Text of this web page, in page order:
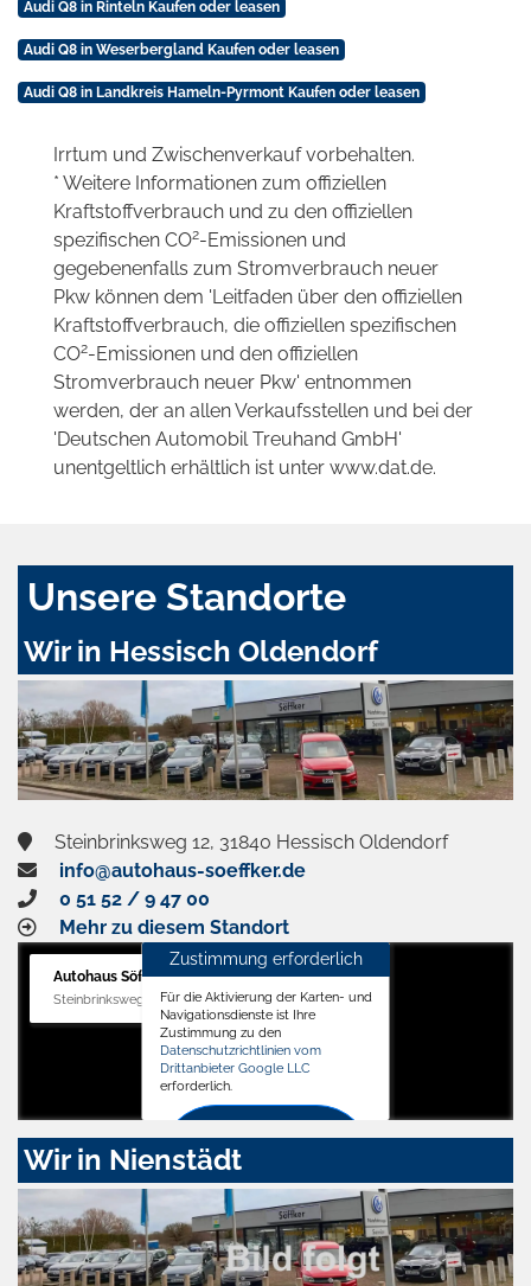
Audi Q8 in Rinteln Kaufen oder leasen
Audi Q8 in Weserbergland Kaufen oder leasen
Audi Q8 in Landkreis Hameln-Pyrmont Kaufen oder leasen
Irrtum und Zwischenverkauf vorbehalten.
* Weitere Informationen zum offiziellen
Kraftstoffverbrauch und zu den offiziellen
spezifischen CO2-Emissionen und
gegebenenfalls zum Stromverbrauch neuer
Pkw können dem 'Leitfaden über den offiziellen
Kraftstoffverbrauch, die offiziellen spezifischen
CO2-Emissionen und den offiziellen
Stromverbrauch neuer Pkw' entnommen
werden, der an allen Verkaufsstellen und bei der
'Deutschen Automobil Treuhand GmbH'
unentgeltlich erhältlich ist unter www.dat.de.
Unsere Standorte
Wir in Hessisch Oldendorf
Steinbrinksweg 12, 31840 Hessisch Oldendorf
info@autohaus-soeffker.de
0 51 52 / 9 47 00
Mehr zu diesem Standort
Autohaus Söffker GmbH
Steinbrinksweg 12, 31840 Hessisch Oldendorf
Zustimmung erforderlich
Für die Aktivierung der Karten- und
Navigationsdienste ist Ihre
Zustimmung zu den
Datenschutzrichtlinien vom
Drittanbieter Google LLC
erforderlich.
Zustimmen
aktivieren
Wir in Nienstädt